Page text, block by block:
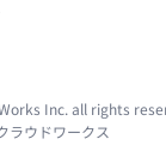
Inc. all rights
ラウドワークス